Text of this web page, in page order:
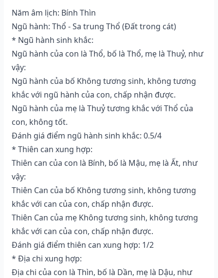
Năm âm lịch: Bính Thìn
Ngũ hành: Thổ - Sa trung Thổ (Ðất trong cát)
* Ngũ hành sinh khắc:
Ngũ hành của con là Thổ, bố là Thổ, mẹ là Thuỷ, như
vậy:
Ngũ hành của bố Không tương sinh, không tương
khắc với ngũ hành của con, chấp nhận được.
Ngũ hành của mẹ là Thuỷ tương khắc với Thổ của
con, không tốt.
Đánh giá điểm ngũ hành sinh khắc: 0.5/4
* Thiên can xung hợp:
Thiên can của con là Bính, bố là Mậu, mẹ là Ất, như
vậy:
Thiên Can của bố Không tương sinh, không tương
khắc với can của con, chấp nhận được.
Thiên Can của mẹ Không tương sinh, không tương
khắc với can của con, chấp nhận được.
Đánh giá điểm thiên can xung hợp: 1/2
* Địa chi xung hợp:
Địa chi của con là Thìn, bố là Dần, mẹ là Dậu, như